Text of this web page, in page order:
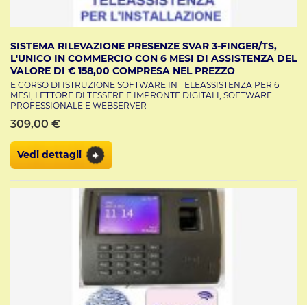
SISTEMA RILEVAZIONE PRESENZE SVAR 3-FINGER/TS,
L'UNICO IN COMMERCIO CON 6 MESI DI ASSISTENZA DEL
VALORE DI € 158,00 COMPRESA NEL PREZZO
E CORSO DI ISTRUZIONE SOFTWARE IN TELEASSISTENZA PER 6
MESI, LETTORE DI TESSERE E IMPRONTE DIGITALI, SOFTWARE
PROFESSIONALE E WEBSERVER
309,00 €
Vedi dettagli